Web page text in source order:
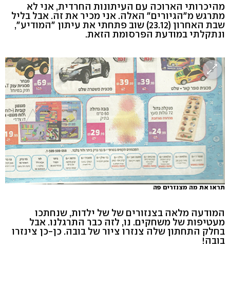
מהיכרותי הארוכה עם העיתונות החרדית, אני לא
מתרגש מ"הגיורים" האלה. אני מכיר את זה. אבל בליל
שבת האחרון (23.12) שוב פתחתי את עיתון "המודיע",
ונתקלתי במודעת הפרסומת הזאת.
תראו את מה מצנזרים פה
המודעה מלאה בצנזורים של של ילדות, שנחתכו
מעטיפות של משחקים. נו, לזה כבר התרגלנו. אבל
בחלק התחתון שלה צנזרו ציור של בובה. כן-כן צינזרו
בובה!